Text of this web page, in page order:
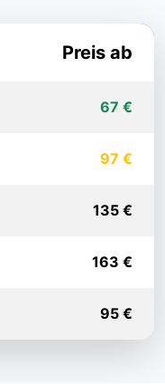
Preis ab
67 €
97 €
135 €
163 €
95 €